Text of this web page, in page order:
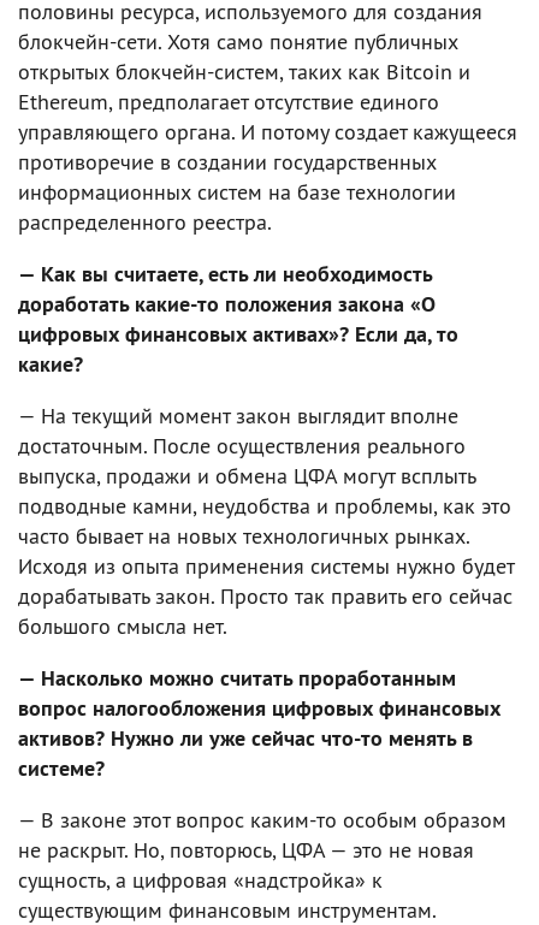
половины ресурса, используемого для создания
блокчейн-сети. Хотя само понятие публичных
открытых блокчейн-систем, таких как Bitcoin и
Ethereum, предполагает отсутствие единого
управляющего органа. И потому создает кажущееся
противоречие в создании государственных
информационных систем на базе технологии
распределенного реестра.
— Как вы считаете, есть ли необходимость
доработать какие-то положения закона «О
цифровых финансовых активах»? Если да, то
какие?
— На текущий момент закон выглядит вполне
достаточным. После осуществления реального
выпуска, продажи и обмена ЦФА могут всплыть
подводные камни, неудобства и проблемы, как это
часто бывает на новых технологичных рынках.
Исходя из опыта применения системы нужно будет
дорабатывать закон. Просто так править его сейчас
большого смысла нет.
— Насколько можно считать проработанным
вопрос налогообложения цифровых финансовых
активов? Нужно ли уже сейчас что-то менять в
системе?
— В законе этот вопрос каким-то особым образом
не раскрыт. Но, повторюсь, ЦФА — это не новая
сущность, а цифровая «надстройка» к
существующим финансовым инструментам.